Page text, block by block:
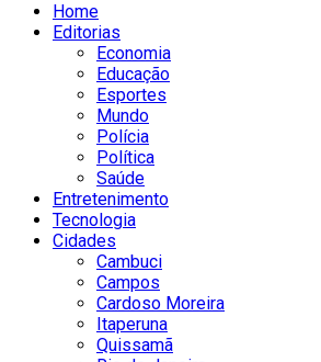
Home
Editorias
Economia
Educação
Esportes
Mundo
Polícia
Política
Saúde
Entretenimento
Tecnologia
Cidades
Cambuci
Campos
Cardoso Moreira
Itaperuna
Quissamã